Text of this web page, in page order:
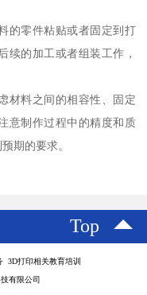
的零件粘贴或者固定到打
续的加工或者组装工作，
材料之间的相容性、固定
意制作过程中的精度和质
期的要求。
Top
3D打印相关教育培训
有限公司